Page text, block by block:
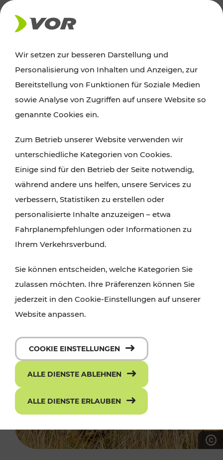
AKTUELLES
Ausflugstipps
Wien, Niederösterreich und das Burgenland
Wanderungen, Kultur und Gastronomie,
Radtouren oder purer Naturgenuss – viele
Attraktionen sind mit den Ticket- und Fahrplan-
Angeboten des VOR gut und schnell erreichbar.
Wir setzen zur besseren Darstellung und
Personalisierung von Inhalten und Anzeigen, zur
Bereitstellung von Funktionen für Soziale Medien
sowie Analyse von Zugriffen auf unsere Website so
genannte Cookies ein.
Zum Betrieb unserer Website verwenden wir
unterschiedliche Kategorien von Cookies.
Einige sind für den Betrieb der Seite notwendig,
während andere uns helfen, unsere Services zu
verbessern, Statistiken zu erstellen oder
personalisierte Inhalte anzuzeigen – etwa
Fahrplanempfehlungen oder Informationen zu
Ihrem Verkehrsverbund.
Sie können entscheiden, welche Kategorien Sie
zulassen möchten. Ihre Präferenzen können Sie
jederzeit in den Cookie-Einstellungen auf unserer
Website anpassen.
COOKIE EINSTELLUNGEN
ALLE DIENSTE ABLEHNEN
ALLE DIENSTE ERLAUBEN